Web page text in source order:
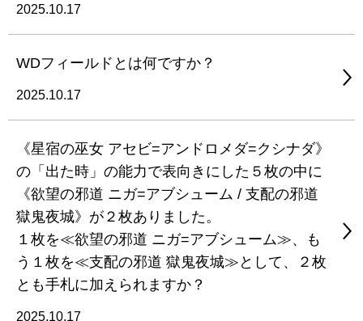
2025.10.17
WDフィールドとは何ですか？
2025.10.17
《星宿の巫女 アセビ=アンドロメダ=クシナダ》
の「出た時」の能力で表向きにした５枚の中に
《欲望の邪道 ニガ=アブシューム / 支配の邪道
獄鬼夜城》が２枚ありました。
１枚を≪欲望の邪道 ニガ=アブシューム≫、も
う１枚を≪支配の邪道 獄鬼夜城≫として、２枚
とも手札に加えられますか？
2025.10.17